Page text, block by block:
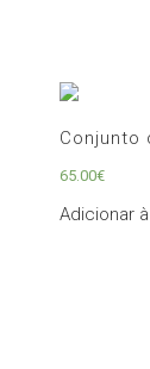
Conjunto
65.00€
Adicionar